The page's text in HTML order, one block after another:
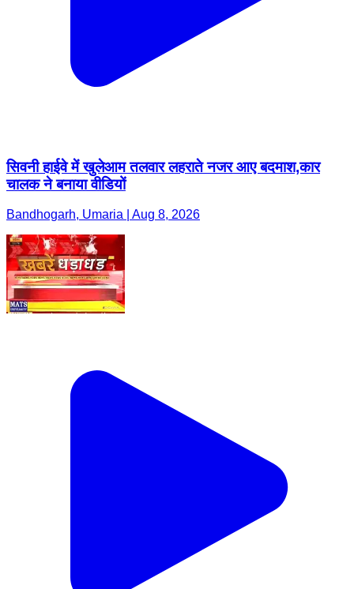
सिवनी हाईवे में खुलेआम तलवार लहराते नजर आए बदमाश,कार
चालक ने बनाया वीडियों
Bandhogarh, Umaria | Aug 8, 2026